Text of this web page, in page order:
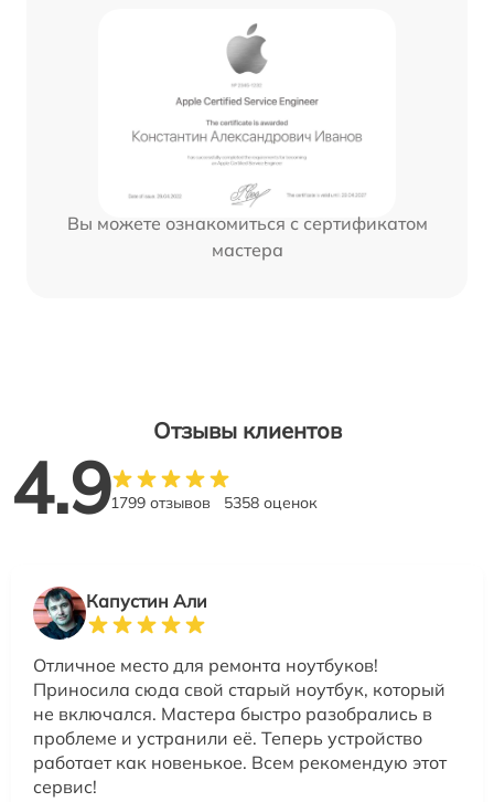
Вы можете ознакомиться с сертификатом
мастера
Отзывы клиентов
4.91799 отзывов 5358 оценок
Капустин Али
Отличное место для ремонта ноутбуков!
Приносила сюда свой старый ноутбук, который
не включался. Мастера быстро разобрались в
проблеме и устранили её. Теперь устройство
работает как новенькое. Всем рекомендую этот
сервис!